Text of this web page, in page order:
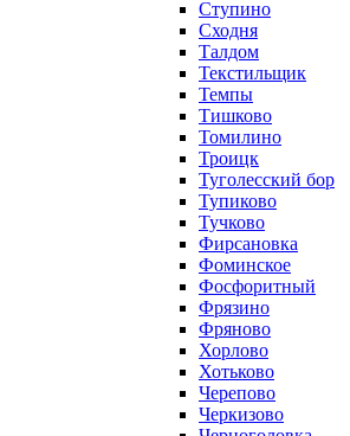
Ступино
Сходня
Талдом
Текстильщик
Темпы
Тишково
Томилино
Троицк
Туголесский бор
Тупиково
Тучково
Фирсановка
Фоминское
Фосфоритный
Фрязино
Фряново
Хорлово
Хотьково
Черепово
Черкизово